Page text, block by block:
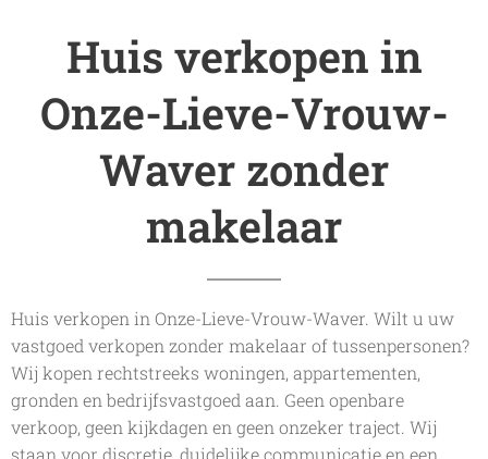
Huis verkopen in
Onze-Lieve-Vrouw-
Waver zonder
makelaar
Huis verkopen in Onze-Lieve-Vrouw-Waver. Wilt u uw
vastgoed verkopen zonder makelaar of tussenpersonen?
Wij kopen rechtstreeks woningen, appartementen,
gronden en bedrijfsvastgoed aan. Geen openbare
verkoop, geen kijkdagen en geen onzeker traject. Wij
staan voor discretie, duidelijke communicatie en een